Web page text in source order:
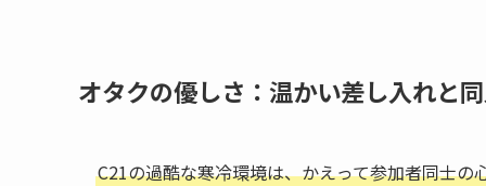
オタクの優しさ：温かい差し入れと
C21の過酷な寒冷環境は、かえって参加者同士